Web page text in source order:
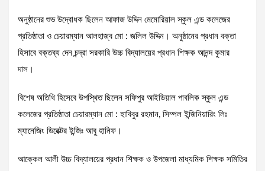
অনুষ্ঠানের শুভ উদ্বোধক ছিলেন আফাজ উদ্দিন মেমোরিয়াল স্কুল এন্ড কলেজের
প্রতিষ্ঠাতা ও চেয়ারম্যান আলহাজ্ব মো : জলিল উদ্দিন। অনুষ্ঠানের প্রধান বক্তা
হিসাবে বক্তব্য দেন চন্দ্রা সরকারি উচ্চ বিদ্যালয়ের প্রধান শিক্ষক আনন্দ কুমার
দাস।
বিশেষ অতিথি হিসেবে উপস্থিত ছিলেন সফিপুর আইডিয়াল পাবলিক স্কুল এন্ড
কলেজের প্রতিষ্ঠাতা চেয়ারম্যান মো : হাবিবুর রহমান, সিম্পল ইন্জিনিয়ারিং লিঃ
ম্যানেজিং ডিরেক্টর ইন্জিঃ আবু হানিফ।
আক্কেল আলী উচ্চ বিদ্যালয়ের প্রধান শিক্ষক ও উপজেলা মাধ্যমিক শিক্ষক সমিতির